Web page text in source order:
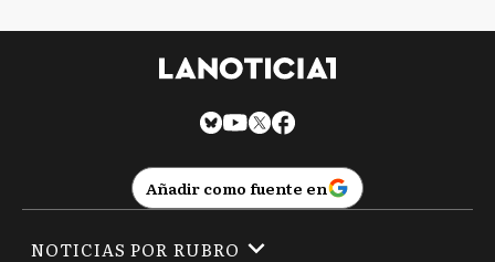
Añadir como fuente en
NOTICIAS POR RUBRO